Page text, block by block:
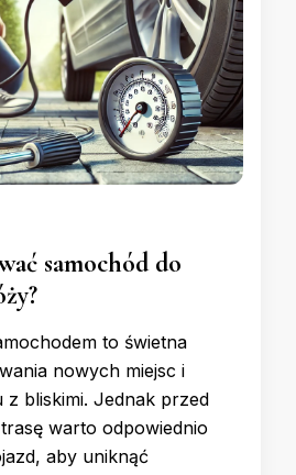
samochód do
to świetna
nowych miejsc i
z bliskimi. Jednak przed
warto odpowiednio
aby uniknąć